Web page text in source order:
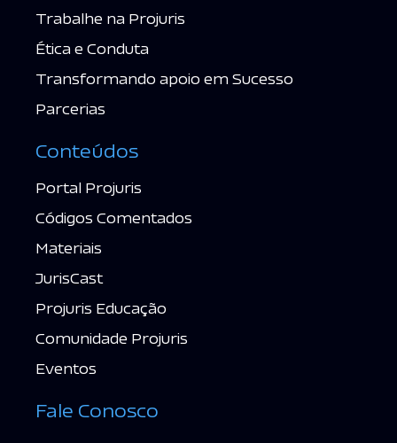
Trabalhe na Projuris
Ética e Conduta
Transformando apoio em Sucesso
Parcerias
Conteúdos
Portal Projuris
Códigos Comentados
Materiais
JurisCast
Projuris Educação
Comunidade Projuris
Eventos
Fale Conosco